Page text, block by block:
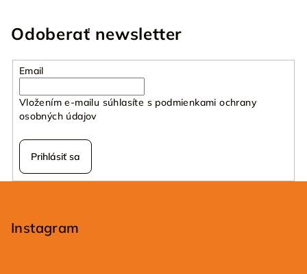
Odoberať newsletter
Email
Vložením e-mailu súhlasíte s podmienkami ochrany
osobných údajov
Prihlásiť sa
Instagram